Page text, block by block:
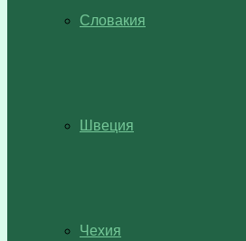
Словакия
Швеция
Чехия